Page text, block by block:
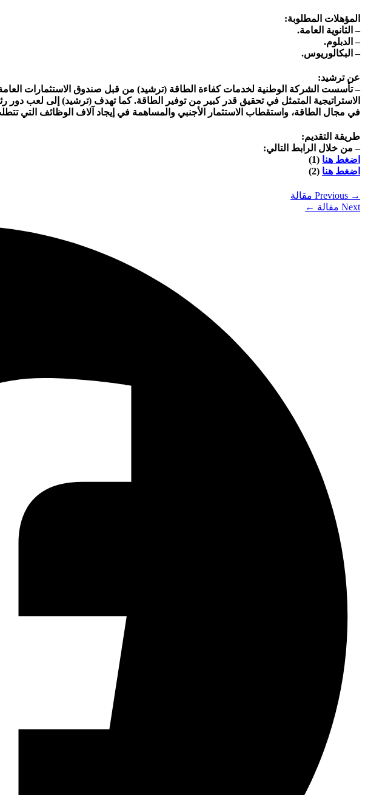
المؤهلات المطلوبة:
– الثانوية العامة.
– الدبلوم.
– البكالوريوس.
عن ترشيد:
الاستراتيجية المتمثل في تحقيق قدر كبير من توفير الطاقة. كما تهدف (ترشيد) إلى لعب
في مجال الطاقة، واستقطاب الاستثمار الأجنبي والمساهمة في إيجاد آلاف الوظائف التي
طريقة التقديم:
– من خلال الرابط التالي:
اضغط هنا (1)
اضغط هنا (2)
→
Next مقالة
←